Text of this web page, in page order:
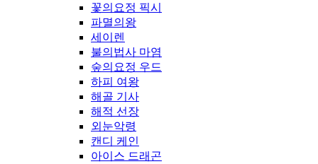
꽃의요정 픽시
파멸의왕
세이렌
불의법사 마염
숲의요정 우드
하피 여왕
해골 기사
해적 선장
외눈악령
캔디 케인
아이스 드래곤